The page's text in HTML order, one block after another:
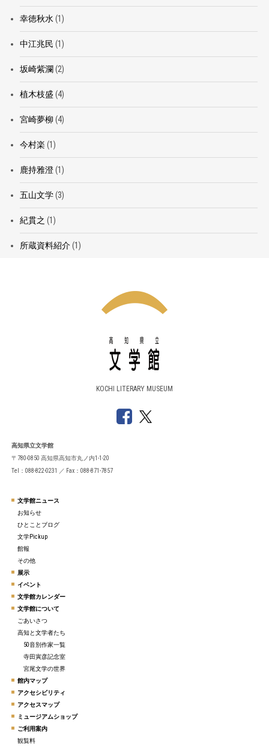
幸徳秋水(1)
中江兆民 (1)
坂崎紫瀾 (2)
植木枝盛 (4)
宮崎夢柳 (4)
今村楽 (1)
鹿持雅澄(1)
五山文学(3)
紀貫之 (1)
所蔵資料紹介(1)
KOCHI LITERARY MUSEUM
高知県立文学館
〒780-0850 高知県高知市丸ノ内1-1-20
Tel：088-822-0231 ／ Fax：088-871-7857
文学館ニュース
お知らせ
ひとことブログ
文学Pickup
館報
その他
展示
イベント
文学館カレンダー
文学館について
ごあいさつ
高知と文学者たち
50音別作家一覧
寺田寅彦記念室
宮尾文学の世界
館内マップ
アクセシビリティ
アクセスマップ
ミュージアムショップ
ご利用案内
観覧料